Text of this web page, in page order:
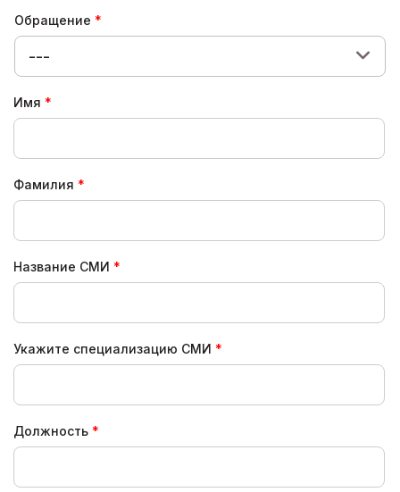
Обращение
---
Имя
Фамилия
Название СМИ
Укажите специализацию СМИ
Должность